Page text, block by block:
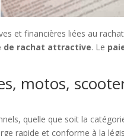
et financières liées au
de rachat attractive. Le
motos,
quelle que soit la
rapide et conforme à la